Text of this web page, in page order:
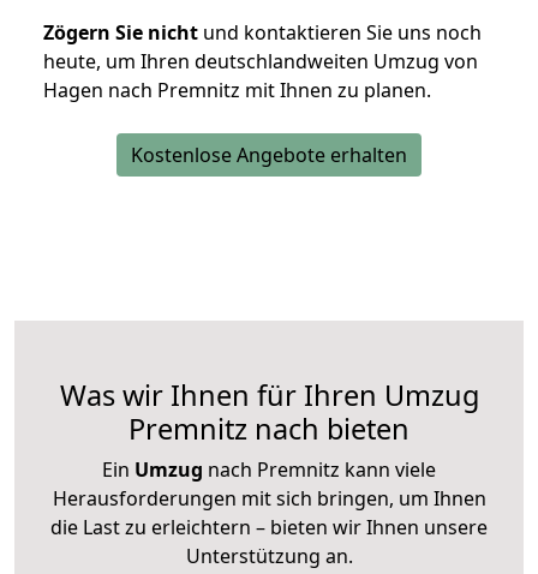
Zögern Sie nicht und kontaktieren Sie uns noch
heute, um Ihren deutschlandweiten Umzug von
Hagen nach Premnitz mit Ihnen zu planen.
Kostenlose Angebote erhalten
Was wir Ihnen für Ihren Umzug
Premnitz nach bieten
Ein Umzug nach Premnitz kann viele
Herausforderungen mit sich bringen, um Ihnen
die Last zu erleichtern – bieten wir Ihnen unsere
Unterstützung an.